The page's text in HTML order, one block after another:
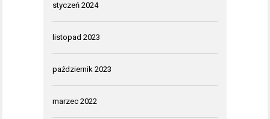
styczeń 2024
listopad 2023
październik 2023
marzec 2022